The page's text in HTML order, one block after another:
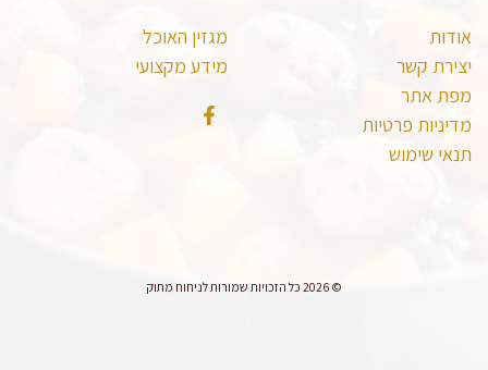
אודות
יצירת קשר
מפת אתר
מדיניות פרטיות
תנאי שימוש
מגזין האוכל
מידע מקצועי
© 2026 כל הזכויות שמורות לניחוח מתוק